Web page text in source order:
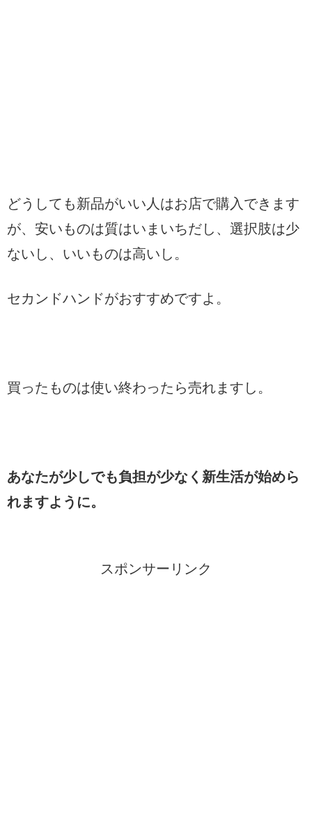
どうしても新品がいい人はお店で購入できます
が、安いものは質はいまいちだし、選択肢は少
ないし、いいものは高いし。
セカンドハンドがおすすめですよ。
買ったものは使い終わったら売れますし。
あなたが少しでも負担が少なく新生活が始めら
れますように。
スポンサーリンク